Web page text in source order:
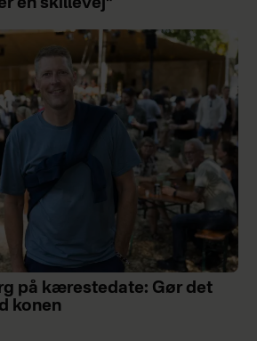
en skillevej"
på kærestedate: Gør det
konen